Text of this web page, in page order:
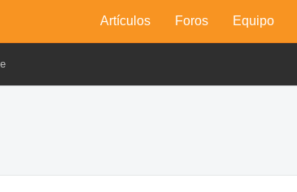
Artículos Foros Equipo